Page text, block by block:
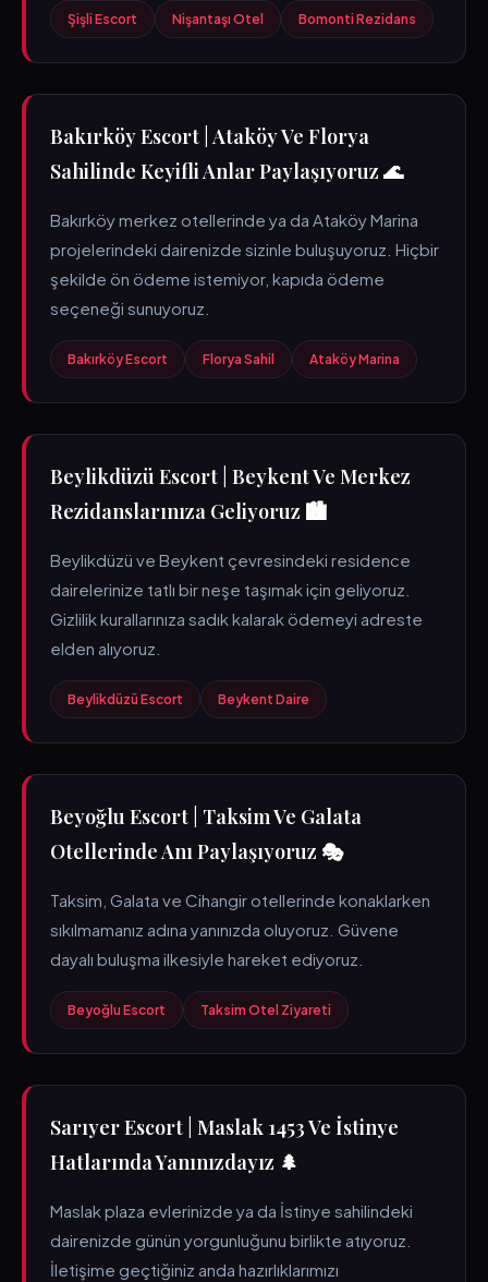
Şişli Escort Nişantaşı Otel Bomonti Rezidans
Bakırköy Escort | Ataköy Ve Florya
Sahilinde Keyifli Anlar Paylaşıyoruz 🌊
Bakırköy merkez otellerinde ya da Ataköy Marina
projelerindeki dairenizde sizinle buluşuyoruz. Hiçbir
şekilde ön ödeme istemiyor, kapıda ödeme
seçeneği sunuyoruz.
Bakırköy Escort Florya Sahil Ataköy Marina
Beylikdüzü Escort | Beykent Ve Merkez
Rezidanslarınıza Geliyoruz 🏙️
Beylikdüzü ve Beykent çevresindeki residence
dairelerinize tatlı bir neşe taşımak için geliyoruz.
Gizlilik kurallarınıza sadık kalarak ödemeyi adreste
elden alıyoruz.
Beylikdüzü Escort Beykent Daire
Beyoğlu Escort | Taksim Ve Galata
Otellerinde Anı Paylaşıyoruz 🎭
Taksim, Galata ve Cihangir otellerinde konaklarken
sıkılmamanız adına yanınızda oluyoruz. Güvene
dayalı buluşma ilkesiyle hareket ediyoruz.
Beyoğlu Escort Taksim Otel Ziyareti
Sarıyer Escort | Maslak 1453 Ve İstinye
Hatlarında Yanınızdayız 🌲
Maslak plaza evlerinizde ya da İstinye sahilindeki
dairenizde günün yorgunluğunu birlikte atıyoruz.
İletişime geçtiğiniz anda hazırlıklarımızı